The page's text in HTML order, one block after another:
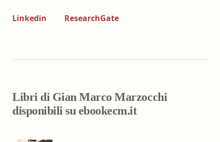
Linkedin ResearchGate
Libri di Gian Marco Marzocchi
disponibili su ebookecm.it